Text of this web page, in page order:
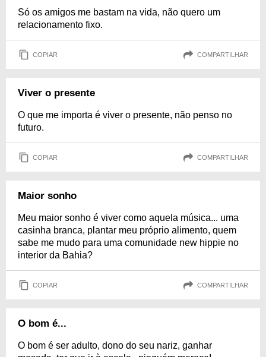
Só os amigos me bastam na vida, não quero um
relacionamento fixo.
COPIAR COMPARTILHAR
Viver o presente
O que me importa é viver o presente, não penso no
futuro.
COPIAR COMPARTILHAR
Maior sonho
Meu maior sonho é viver como aquela música... uma
casinha branca, plantar meu próprio alimento, quem
sabe me mudo para uma comunidade new hippie no
interior da Bahia?
COPIAR COMPARTILHAR
O bom é...
O bom é ser adulto, dono do seu nariz, ganhar